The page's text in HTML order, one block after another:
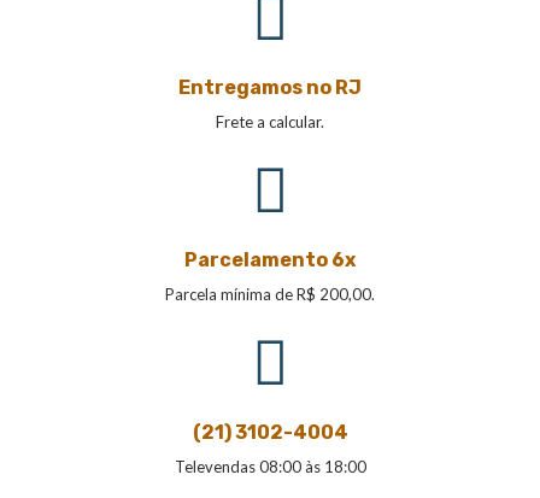
Entregamos no RJ
Frete a calcular.
Parcelamento 6x
Parcela mínima de R$ 200,00.
(21) 3102-4004
Televendas 08:00 às 18:00